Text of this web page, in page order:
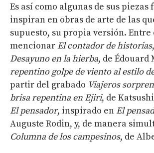
Es así como algunas de sus piezas
inspiran en obras de arte de las
supuesto, su propia versión. Entre
mencionar El contador de historias
Desayuno en la hierba, de Édouard
repentino golpe de viento al estilo
partir del grabado Viajeros
brisa repentina en Ejiri, de
El pensador, inspirado en El
Auguste Rodin, y, de manera
Columna de los campesinos, de